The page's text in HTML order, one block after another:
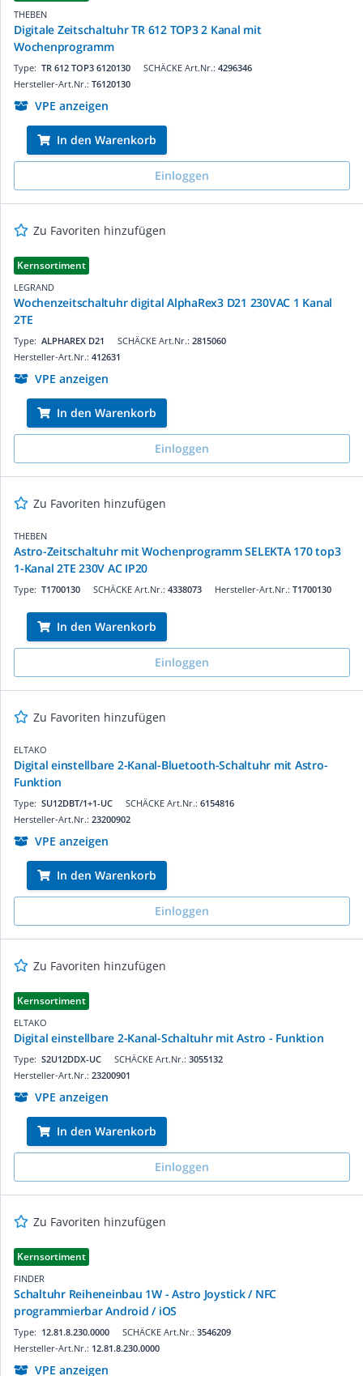
THEBEN
Digitale Zeitschaltuhr TR 612 TOP3 2 Kanal mit
Wochenprogramm
SCHÄCKE Art.Nr.: 4296346
Type: TR 612 TOP3 6120130
Hersteller-Art.Nr.: T6120130
VPE anzeigen
In den Warenkorb
Einloggen
Zu Favoriten hinzufügen
Kernsortiment
LEGRAND
Wochenzeitschaltuhr digital AlphaRex3 D21 230VAC 1 Kanal
2TE
SCHÄCKE Art.Nr.: 2815060
Type: ALPHAREX D21
Hersteller-Art.Nr.: 412631
VPE anzeigen
In den Warenkorb
Einloggen
Zu Favoriten hinzufügen
THEBEN
Astro-Zeitschaltuhr mit Wochenprogramm SELEKTA 170 top3
1-Kanal 2TE 230V AC IP20
SCHÄCKE Art.Nr.: 4338073
Type: T1700130 Hersteller-Art.Nr.: T1700130
In den Warenkorb
Einloggen
Zu Favoriten hinzufügen
ELTAKO
Digital einstellbare 2-Kanal-Bluetooth-Schaltuhr mit Astro-
Funktion
SCHÄCKE Art.Nr.: 6154816
Type: SU12DBT/1+1-UC
Hersteller-Art.Nr.: 23200902
VPE anzeigen
In den Warenkorb
Einloggen
Zu Favoriten hinzufügen
Kernsortiment
ELTAKO
Digital einstellbare 2-Kanal-Schaltuhr mit Astro - Funktion
SCHÄCKE Art.Nr.: 3055132
Type: S2U12DDX-UC
Hersteller-Art.Nr.: 23200901
VPE anzeigen
In den Warenkorb
Einloggen
Zu Favoriten hinzufügen
Kernsortiment
FINDER
Schaltuhr Reiheneinbau 1W - Astro Joystick / NFC
programmierbar Android / iOS
SCHÄCKE Art.Nr.: 3546209
Type: 12.81.8.230.0000
Hersteller-Art.Nr.: 12.81.8.230.0000
VPE anzeigen